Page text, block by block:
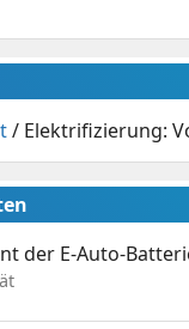
/ Elektrifizierung:
der E-Auto-